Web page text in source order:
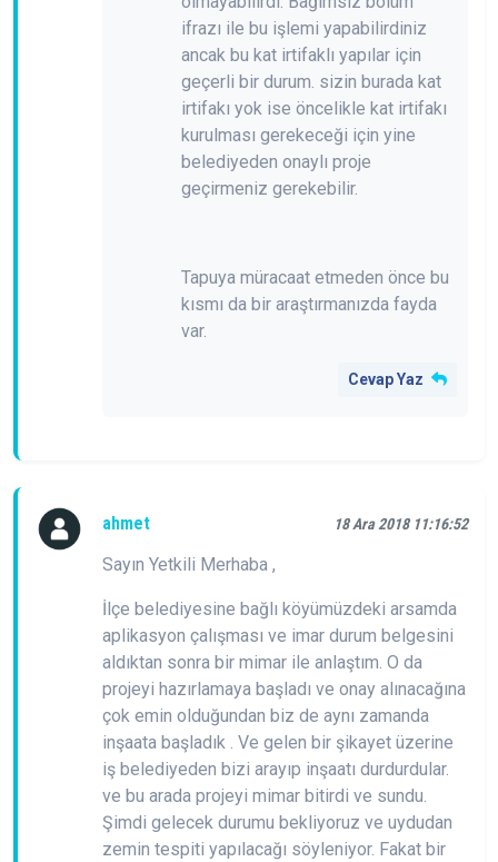
ifrazı ile bu işlemi yapabilirdiniz
ancak bu kat irtifaklı yapılar için
geçerli bir durum. sizin burada kat
irtifakı yok ise öncelikle kat irtifakı
kurulması gerekeceği için yine
belediyeden onaylı proje
geçirmeniz gerekebilir.
Tapuya müracaat etmeden önce bu
kısmı da bir araştırmanızda fayda
var.
Cevap Yaz
ahmet 18 Ara 2018 11:16:52
Sayın Yetkili Merhaba ,
İlçe belediyesine bağlı köyümüzdeki arsamda
aplikasyon çalışması ve imar durum belgesini
aldıktan sonra bir mimar ile anlaştım. O da
projeyi hazırlamaya başladı ve onay alınacağına
çok emin olduğundan biz de aynı zamanda
inşaata başladık . Ve gelen bir şikayet üzerine
iş belediyeden bizi arayıp inşaatı durdurdular.
ve bu arada projeyi mimar bitirdi ve sundu.
Şimdi gelecek durumu bekliyoruz ve uydudan
zemin tespiti yapılacağı söyleniyor. Fakat bir